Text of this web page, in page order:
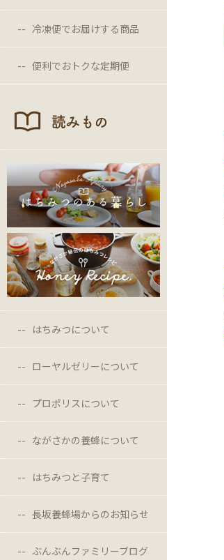
冷凍便でお届けする商品
便利でおトクな定期便
読みもの
はちみつについて
ローヤルゼリーについて
プロポリスについて
ながさかの養蜂について
はちみつと子育て
長坂養蜂場からのお知らせ
ぶんぶんファミリーブログ